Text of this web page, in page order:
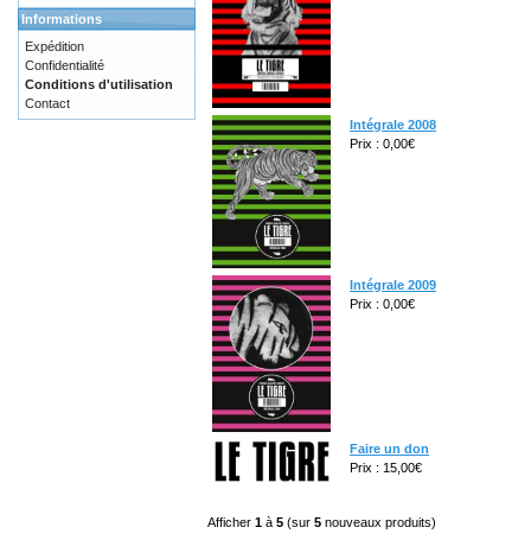
Intégrale 2008
Prix : 0,00€
Intégrale 2009
Prix : 0,00€
Faire un don
Prix : 15,00€
Afficher 1 à 5 (sur 5 nouveaux produits)
Informations
Expédition
Confidentialité
Conditions d'utilisation
Contact